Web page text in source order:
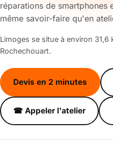
réparations de smartphones
même savoir-faire qu'en
Limoges se situe à environ 31,6
Rochechouart.
Devis en 2 minutes
☎ Appeler l'atelier